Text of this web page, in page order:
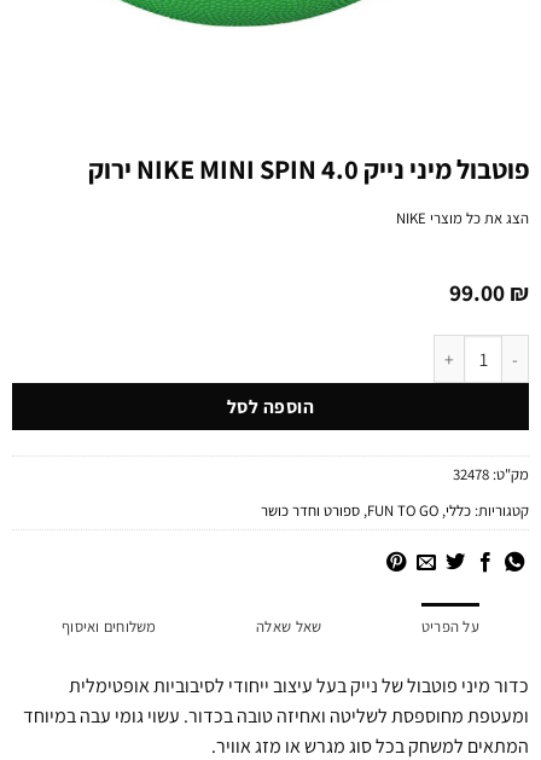
פוטבול מיני נייק NIKE MINI SPIN 4.0 ירוק
הצג את כל מוצריNIKE
99.00₪
כמות של פוטבול מיני נייק NIKE MINI SPIN 4.0 ירוק
הוספה לסל
מק"ט:32478
קטגוריות:כללי,
FUN TO GO
,ספורט וחדר כושר
על הפריט שאל שאלה משלוחים ואיסוף
כדור מיני פוטבול של נייק בעל עיצוב ייחודי לסיבוביות אופטימלית
ומעטפת מחוספסת לשליטה ואחיזה טובה בכדור. עשוי גומי עבה במיוחד
המתאים למשחק בכל סוג מגרש או מזג אוויר.